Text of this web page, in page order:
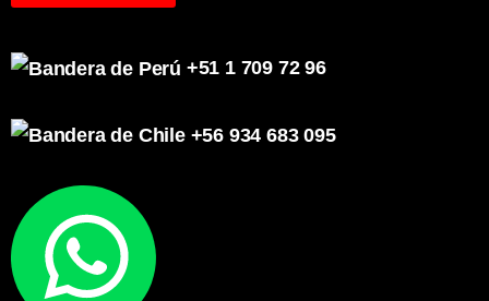
+51 1 709 72 96
+56 934 683 095